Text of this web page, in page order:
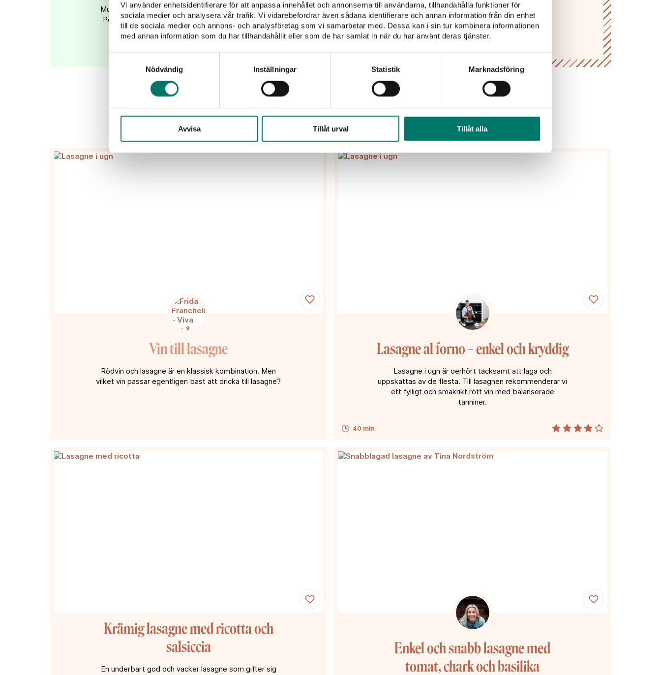
Vi använder enhetsidentifierare för att anpassa innehållet och annonserna till användarna, tillhandahålla funktioner för
sociala medier och analysera vår trafik. Vi vidarebefordrar även sådana identifierare och annan information från din enhet
till de sociala medier och annons- och analysföretag som vi samarbetar med. Dessa kan i sin tur kombinera informationen
med annan information som du har tillhandahållit eller som de har samlat in när du har använt deras tjänster.
Nödvändig
Inställningar Statistik Marknadsföring
Avvisa Tillåt urval Tillåt alla
Mustigt rött vin från Italiens gömda pärla – Umbrien.
Perfekt till en härligt smakrik pizza eller grillkvällen.
Fler goda recept
Vin till lasagne
Rödvin och lasagne är en klassisk kombination. Men
vilket vin passar egentligen bäst att dricka till lasagne?
40 min
Lasagne al forno – enkel och kryddig
Lasagne i ugn är oerhört tacksamt att laga och
uppskattas av de flesta. Till lasagnen rekommenderar vi
ett fylligt och smakrikt rött vin med balanserade
tanniner.
Krämig lasagne med ricotta och
salsiccia
En underbart god och vacker lasagne som gifter sig
Enkel och snabb lasagne med
tomat, chark och basilika